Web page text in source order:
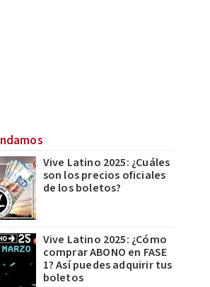
Vive Latino 2025: ¿Cuáles
son los precios oficiales
de los boletos?
Vive Latino 2025: ¿Cómo
comprar ABONO en FASE
1? Así puedes adquirir tus
boletos